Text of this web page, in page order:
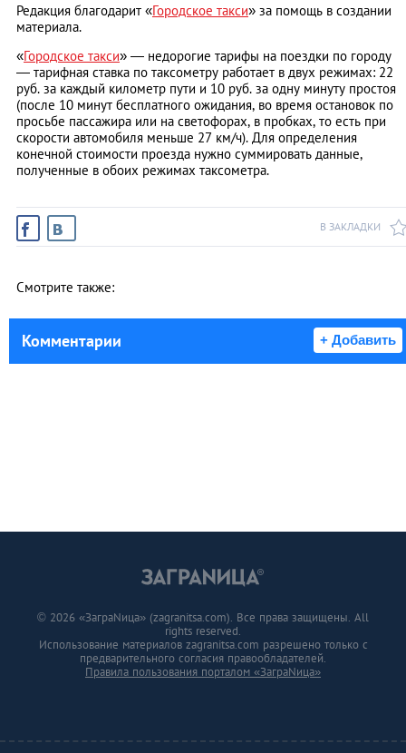
Редакция благодарит «Городское такси» за помощь в создании
материала.
«Городское такси» — недорогие тарифы на поездки по городу
— тарифная ставка по таксометру работает в двух режимах: 22
руб. за каждый километр пути и 10 руб. за одну минуту простоя
(после 10 минут бесплатного ожидания, во время остановок по
просьбе пассажира или на светофорах, в пробках, то есть при
скорости автомобиля меньше 27 км/ч). Для определения
конечной стоимости проезда нужно суммировать данные,
полученные в обоих режимах таксометра.
В ЗАКЛАДКИ
Смотрите также:
Комментарии + Добавить
© 2026 «ЗаграNица» (zagranitsa.com). Все права защищены. All
rights reserved.
Использование материалов zagranitsa.com разрешено только с
предварительного согласия правообладателей.
Правила пользования порталом «ЗаграNица»